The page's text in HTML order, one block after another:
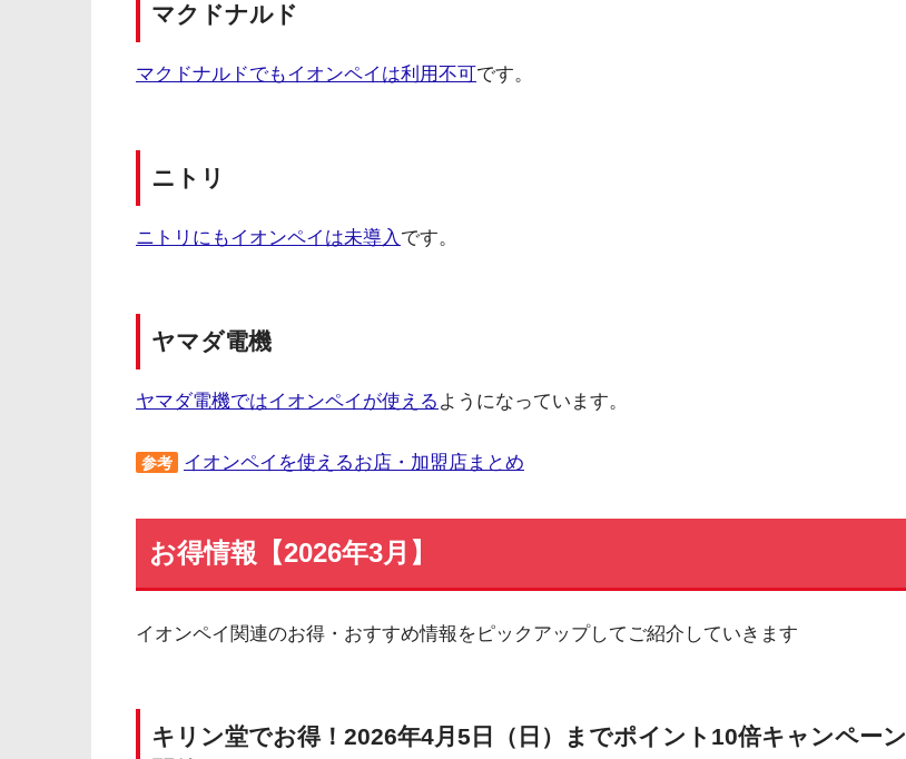
マクドナルド
マクドナルドでもイオンペイは利用不可です。
ニトリ
ニトリにもイオンペイは未導入 です。
ヤマダ電機
ヤマダ電機ではイオンペイが使える ようになっています。
参考 イオンペイを使えるお店・加盟店まとめ
お得情報【2026年3月】
イオンペイ関連のお得・おすすめ情報をピックアップしてご紹介していきます
キリン堂でお得！2026年4月5日（日）までポイント10倍キャンペーン